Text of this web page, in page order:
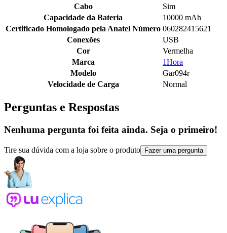
Cabo
Sim
Capacidade da Bateria
10000 mAh
Certificado Homologado pela Anatel Número 060282415621
Conexões
USB
Cor
Vermelha
Marca
1Hora
Modelo
Gar094r
Velocidade de Carga
Normal
Perguntas e Respostas
Nenhuma pergunta foi feita ainda. Seja o primeiro!
Tire sua dúvida com a loja sobre o produto Fazer uma pergunta